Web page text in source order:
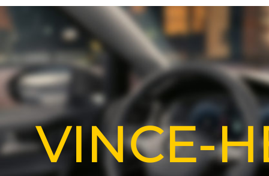
VINCE-